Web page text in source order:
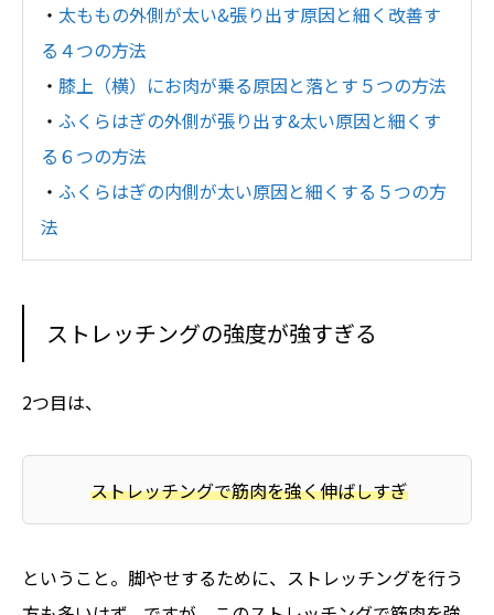
・ 太ももの外側が太い&張り出す原因と細く改善す
る４つの方法
・ 膝上（横）にお肉が乗る原因と落とす５つの方法
・ ふくらはぎの外側が張り出す&太い原因と細くす
る６つの方法
・ ふくらはぎの内側が太い原因と細くする５つの方
法
ストレッチングの強度が強すぎる
2つ目は、
ストレッチングで筋肉を強く伸ばしすぎ
ということ。脚やせするために、ストレッチングを行う